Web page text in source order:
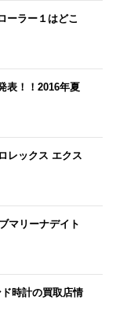
ーラー１はどこ
表！！2016年夏
レックス エクス
マリーナデイト
時計の買取店情